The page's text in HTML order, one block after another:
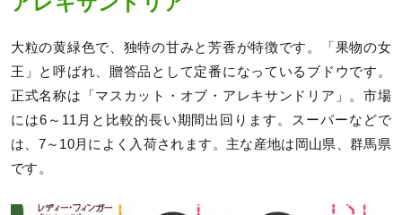
大粒の黄緑色で、独特の甘みと芳香が特徴です。「果物の女
王」と呼ばれ、贈答品として定番になっているブドウです。
正式名称は「マスカット・オブ・アレキサンドリア」。市場
には6～11月と比較的長い期間出回ります。スーパーなどで
は、7～10月によく入荷されます。主な産地は岡山県、群馬県
です。